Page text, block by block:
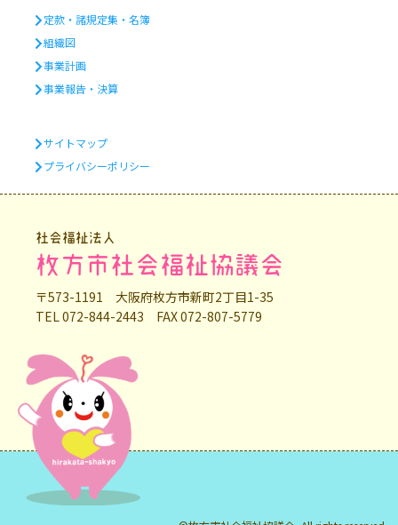
定款・諸規定集・名簿
組織図
事業計画
事業報告・決算
サイトマップ
プライバシーポリシー
社会福祉法人
枚方市社会福祉協議会
〒573-1191 大阪府枚方市新町2丁目1-35
TEL 072-844-2443 FAX 072-807-5779